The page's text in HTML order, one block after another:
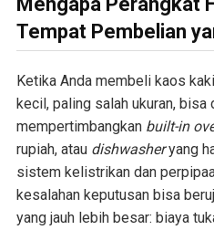
Tempat Pembelian
Ketika Anda membeli kaos
kecil, paling salah ukuran, bisa
mempertimbangkan built-in
rupiah, atau dishwasheryang
sistem kelistrikan dan
kesalahan keputusan bisa
yang jauh lebih besar: biaya